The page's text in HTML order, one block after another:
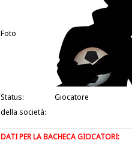
Foto
Status:
Giocatore
della società:
DATI PER LA BACHECA GIOCATORI: